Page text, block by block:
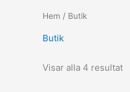
Hem / Butik
Butik
Visar alla 4 resultat